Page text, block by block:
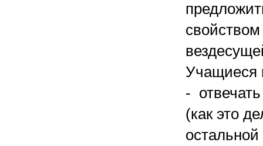
Учащиеся
-
(как это